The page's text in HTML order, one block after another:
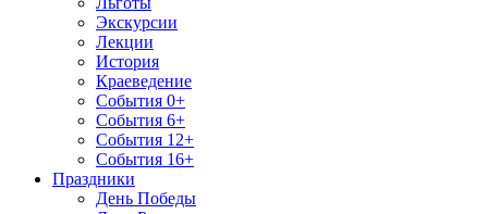
Экскурсии
Лекции
История
Краеведение
События 0+
События 6+
События 12+
События 16+
Праздники
День Победы